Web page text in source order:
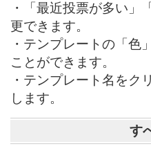
・「最近投票が多い」
更できます。
・テンプレートの「色
ことができます。
・テンプレート名をク
します。
す